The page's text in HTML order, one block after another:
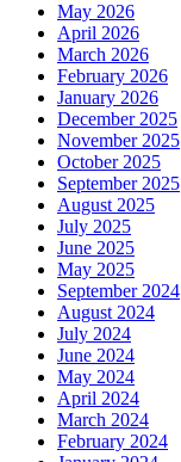
May 2026
April 2026
March 2026
February 2026
January 2026
December 2025
November 2025
October 2025
September 2025
August 2025
July 2025
June 2025
May 2025
September 2024
August 2024
July 2024
June 2024
May 2024
April 2024
March 2024
February 2024